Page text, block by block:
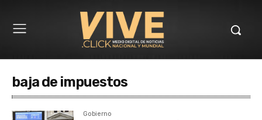
baja de impuestos
Gobierno